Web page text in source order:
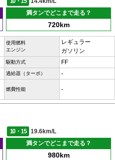
満タンでどこまで走る？
720km
使用燃料
エンジン
レギュラー
ガソリン
駆動方式 FF
過給器（ターボ） -
燃費性能 -
10・15
19.6km/L
満タンでどこまで走る？
980km